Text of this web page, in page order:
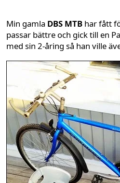
Min gamla DBS MTB har fått
passar bättre och gick till en
med sin 2-åring så han ville